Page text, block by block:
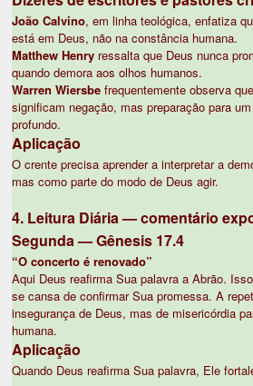
João Calvino, em linha teológica, enfatiza
está em Deus, não na constância humana.
Matthew Henry ressalta que Deus nunca
quando demora aos olhos humanos.
Warren Wiersbe frequentemente observa
significam negação, mas preparação para
profundo.
Aplicação
O crente precisa aprender a interpretar a
mas como parte do modo de Deus agir.
4. Leitura Diária — comentário
Segunda — Gênesis 17.4
“O concerto é renovado”
Aqui Deus reafirma Sua palavra a Abrão.
se cansa de confirmar Sua promessa. A
insegurança de Deus, mas de misericórdia
humana.
Aplicação
Quando Deus reafirma Sua palavra, Ele